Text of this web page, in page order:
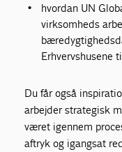
hvordan UN
virksomheds
Erhvervshusene
Du får også
arbejder strategisk
været igennem
aftryk og igangsat